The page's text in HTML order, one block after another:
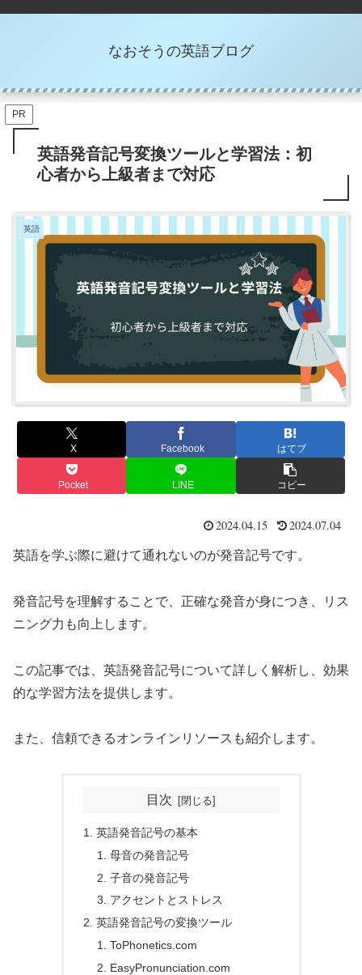
なおそうの英語ブログ
PR
英語発音記号変換ツールと学習法：初
心者から上級者まで対応
英語
X Facebook はてブ
Pocket LINE コピー
2024.04.15 2024.07.04
英語を学ぶ際に避けて通れないのが発音記号です。
発音記号を理解することで、正確な発音が身につき、リス
ニング力も向上します。
この記事では、英語発音記号について詳しく解析し、効果
的な学習方法を提供します。
また、信頼できるオンラインリソースも紹介します。
目次
英語発音記号の基本
母音の発音記号
子音の発音記号
アクセントとストレス
英語発音記号の変換ツール
ToPhonetics.com
EasyPronunciation.com